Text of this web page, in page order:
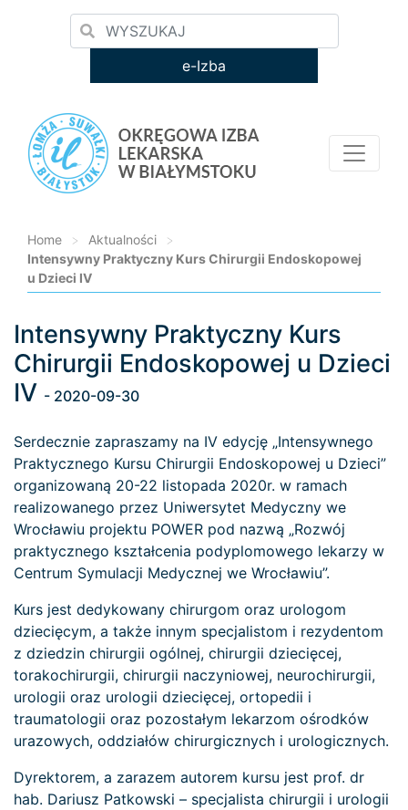
e-Izba
Home > Aktualności
>
Intensywny Praktyczny Kurs Chirurgii Endoskopowej
u Dzieci IV
Loading...
Intensywny Praktyczny Kurs
Chirurgii Endoskopowej u Dzieci
IV - 2020-09-30
Serdecznie zapraszamy na IV edycję „Intensywnego
Praktycznego Kursu Chirurgii Endoskopowej u Dzieci”
organizowaną 20-22 listopada 2020r. w ramach
realizowanego przez Uniwersytet Medyczny we
Wrocławiu projektu POWER pod nazwą „Rozwój
praktycznego kształcenia podyplomowego lekarzy w
Centrum Symulacji Medycznej we Wrocławiu”.
Kurs jest dedykowany chirurgom oraz urologom
dziecięcym, a także innym specjalistom i rezydentom
z dziedzin chirurgii ogólnej, chirurgii dziecięcej,
torakochirurgii, chirurgii naczyniowej, neurochirurgii,
urologii oraz urologii dziecięcej, ortopedii i
traumatologii oraz pozostałym lekarzom ośrodków
urazowych, oddziałów chirurgicznych i urologicznych.
Dyrektorem, a zarazem autorem kursu jest prof. dr
hab. Dariusz Patkowski – specjalista chirurgii i urologii